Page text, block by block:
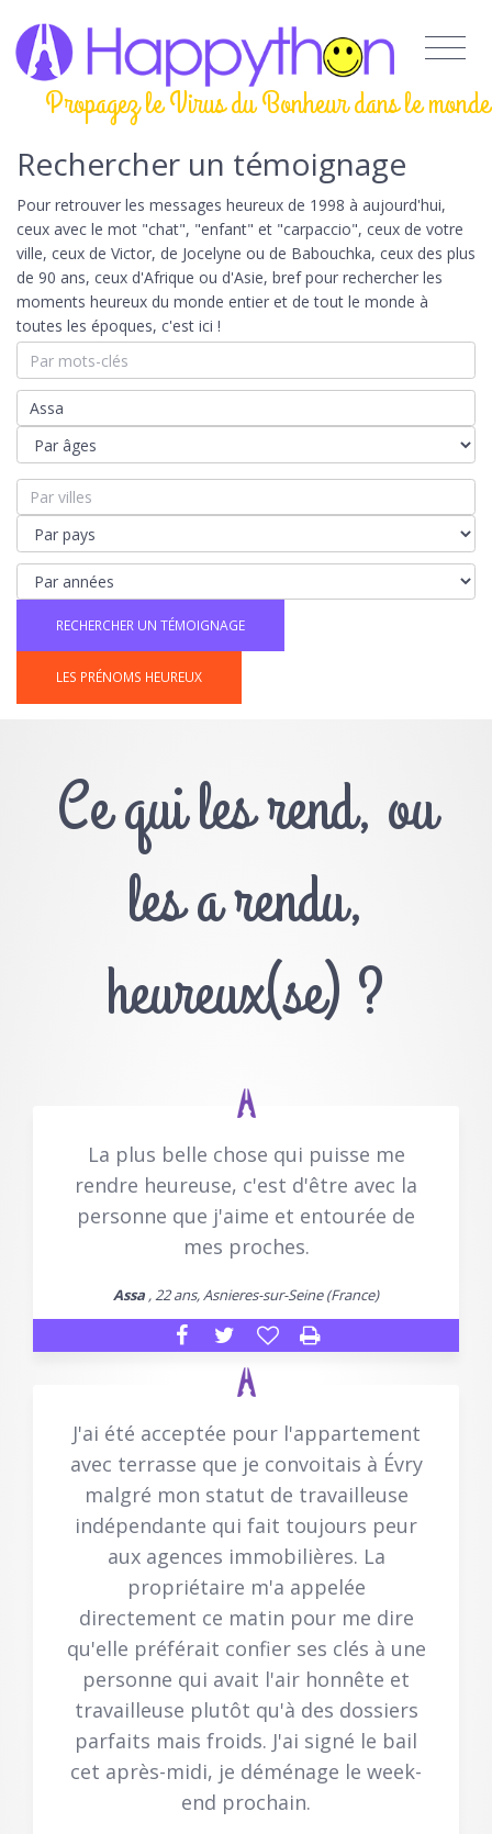
Propagez le Virus du Bonheur dans le monde
Rechercher un témoignage
Pour retrouver les messages heureux de 1998 à aujourd'hui,
ceux avec le mot "chat", "enfant" et "carpaccio", ceux de votre
ville, ceux de Victor, de Jocelyne ou de Babouchka, ceux des plus
de 90 ans, ceux d'Afrique ou d'Asie, bref pour rechercher les
moments heureux du monde entier et de tout le monde à
toutes les époques, c'est ici !
LES PRÉNOMS HEUREUX
Ce qui les rend, ou
les a rendu,
heureux(se) ?
La plus belle chose qui puisse me
rendre heureuse, c'est d'être avec la
personne que j'aime et entourée de
mes proches.
Assa , 22 ans, Asnieres-sur-Seine (France)
J'ai été acceptée pour l'appartement
avec terrasse que je convoitais à Évry
malgré mon statut de travailleuse
indépendante qui fait toujours peur
aux agences immobilières. La
propriétaire m'a appelée
directement ce matin pour me dire
qu'elle préférait confier ses clés à une
personne qui avait l'air honnête et
travailleuse plutôt qu'à des dossiers
parfaits mais froids. J'ai signé le bail
cet après-midi, je déménage le week-
end prochain.